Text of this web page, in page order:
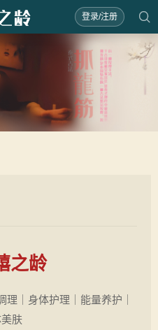
登录/注册
之龄
｜身体护理｜能量养护｜
肤